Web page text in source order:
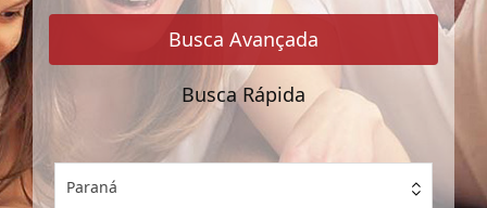
Busca Avançada
Busca Rápida
Paraná